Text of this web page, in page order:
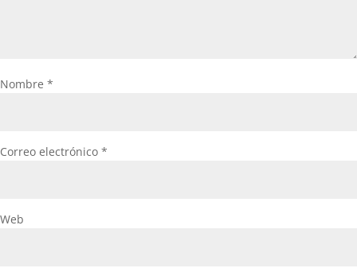
Nombre *
Correo electrónico *
Web